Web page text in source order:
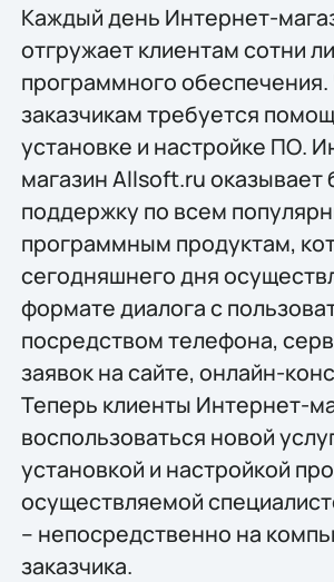
Каждый день Интернет-
отгружает клиентам сотни
программного обеспечения.
заказчикам требуется
установке и настройке ПО.
магазин Allsoft.ru оказывает
поддержку по всем
программным продуктам,
сегодняшнего дня
формате диалога с
посредством телефона,
заявок на сайте, онлайн-
Теперь клиенты Интернет-
воспользоваться новой
установкой и настройкой
осуществляемой
– непосредственно на
заказчика.